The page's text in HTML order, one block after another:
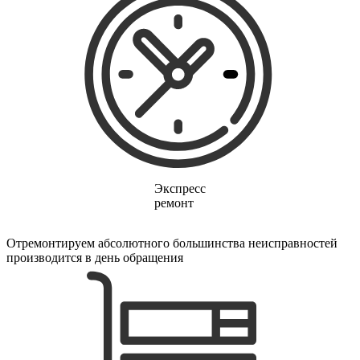
электропростыней
электрорезов
электрорубаноков
электросамокатов
электрощеток
электрощитов
электрошвабер
электросковороды
электротельферов
электротермосов
электровелосипедов
электровеников
фальцовщиков
фанкойлов
фаршемешалок
фекальных насосов
фенов настенных
ферментаторов
финишер-брошюровщиков
Экспресс
ремонт
Отремонтируем абсолютного большинства неисправностей
производится в день обращения